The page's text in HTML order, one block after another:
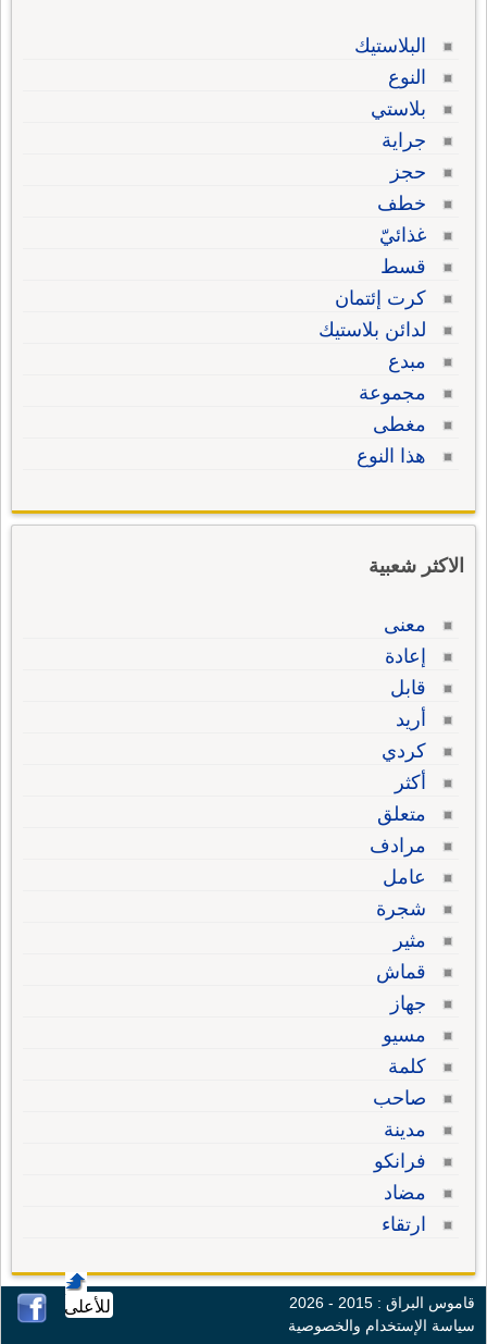
البلاستيك
النوع
بلاستي
جراية
حجز
خطف
غذائيّ
قسط
كرت إئتمان
لدائن بلاستيك
مبدع
مجموعة
مغطى
هذا النوع
الاكثر شعبية
معنى
إعادة
قابل
أريد
كردي
أكثر
متعلق
مرادف
عامل
شجرة
مثير
قماش
جهاز
مسيو
كلمة
صاحب
مدينة
فرانكو
مضاد
ارتقاء
للأعلى
قاموس البراق : 2015 - 2026
سياسة الإستخدام والخصوصية